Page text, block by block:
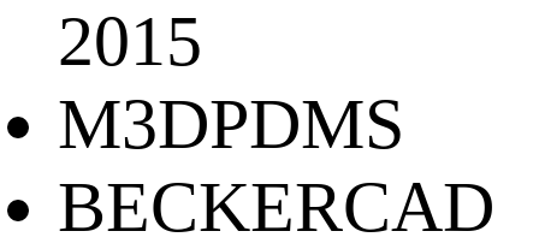
2015
M3DPDMS
BECKERCAD